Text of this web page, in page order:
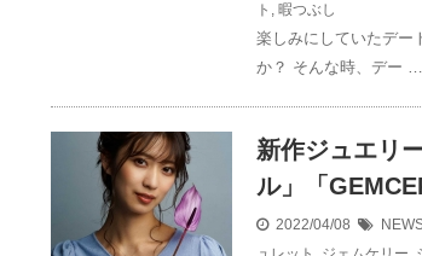
ト , 暇つぶし
楽しみにしていたデー
か？ そんな時、デー …
新作ジュエリ
ル」「
2022/04/08